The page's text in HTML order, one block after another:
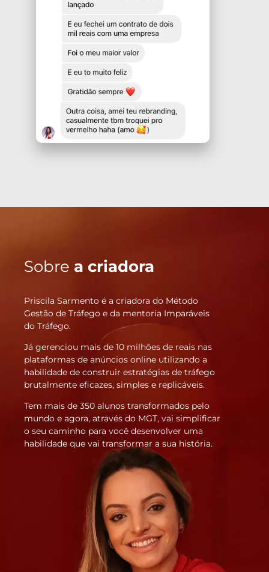
Sobre a criadora
Priscila Sarmento é a criadora do Método
Gestão de Tráfego e da mentoria Imparáveis
do Tráfego.
Já gerenciou mais de 10 milhões de reais nas
plataformas de anúncios online utilizando a
habilidade de construir estratégias de tráfego
brutalmente eficazes, simples e replicáveis.
Tem mais de 350 alunos transformados pelo
mundo e agora, através do MGT, vai simplificar
o seu caminho para você desenvolver uma
habilidade que vai transformar a sua história.